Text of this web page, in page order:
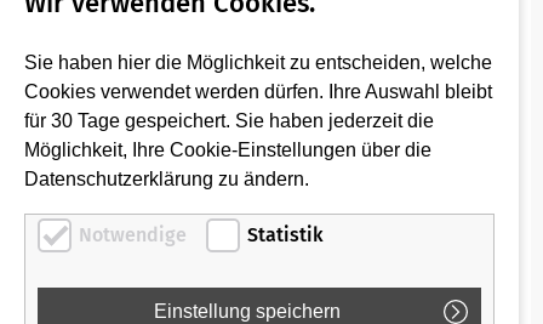
Hast Du Fragen zu Deiner Bewerbung?
Hier haben wir die wichtigsten Infos zu Deiner
Bewerbung zusammengefasst:
FAQ Bewerbungen
Für alle weiteren Anliegen erreichst Du uns per Mail
unter:
bewerbung-rfg@regio-bahn.de
Sie haben hier die Möglichkeit zu entscheiden, welche
Cookies verwendet werden dürfen. Ihre Auswahl bleibt
für 30 Tage gespeichert. Sie haben jederzeit die
Möglichkeit, Ihre Cookie-Einstellungen über die
Datenschutzerklärung zu ändern.
Notwendige Statistik